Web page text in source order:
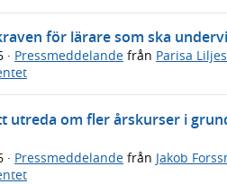
för lärare som ska
· Pressmeddelande från Parisa
utreda om fler årskurser i
· Pressmeddelande från Jakob